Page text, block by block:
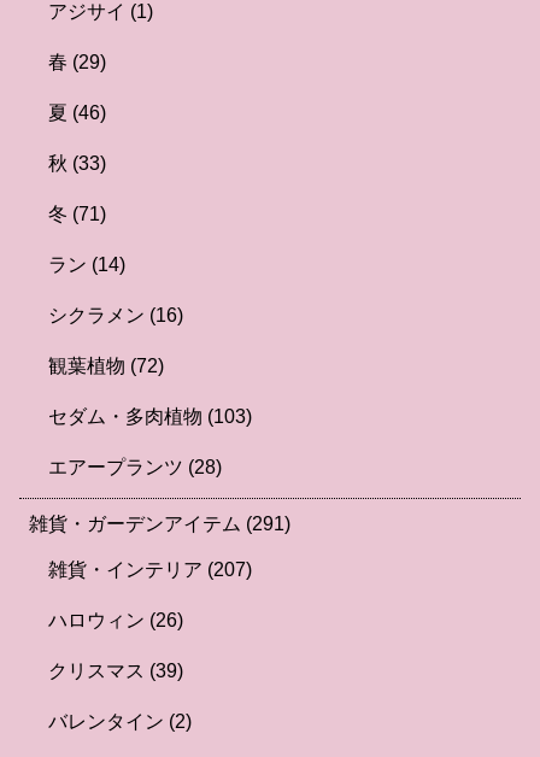
アジサイ (1)
春 (29)
夏 (46)
秋 (33)
冬 (71)
ラン (14)
シクラメン (16)
観葉植物 (72)
セダム・多肉植物 (103)
エアープランツ (28)
雑貨・ガーデンアイテム (291)
雑貨・インテリア (207)
ハロウィン (26)
クリスマス (39)
バレンタイン (2)